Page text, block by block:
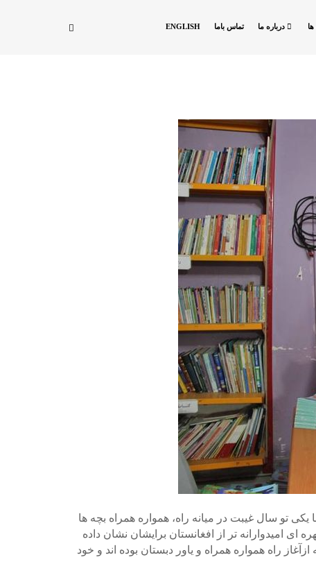
درباره ما تماس باما ENGLISH
تو سال غیبت در میانه راه، همواره همراه بچه ها
امیدوارانه تر از افغانستان برایشان نشان داده
ازآغاز راه همواره همراه و یاور دبستان بوده اند و خود